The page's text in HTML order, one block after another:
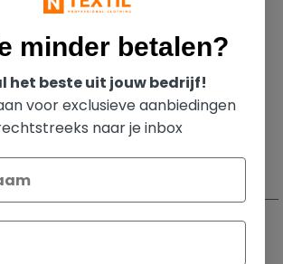
minder betalen?
het beste uit jouw bedrijf!
voor exclusieve aanbiedingen
naar je inbox